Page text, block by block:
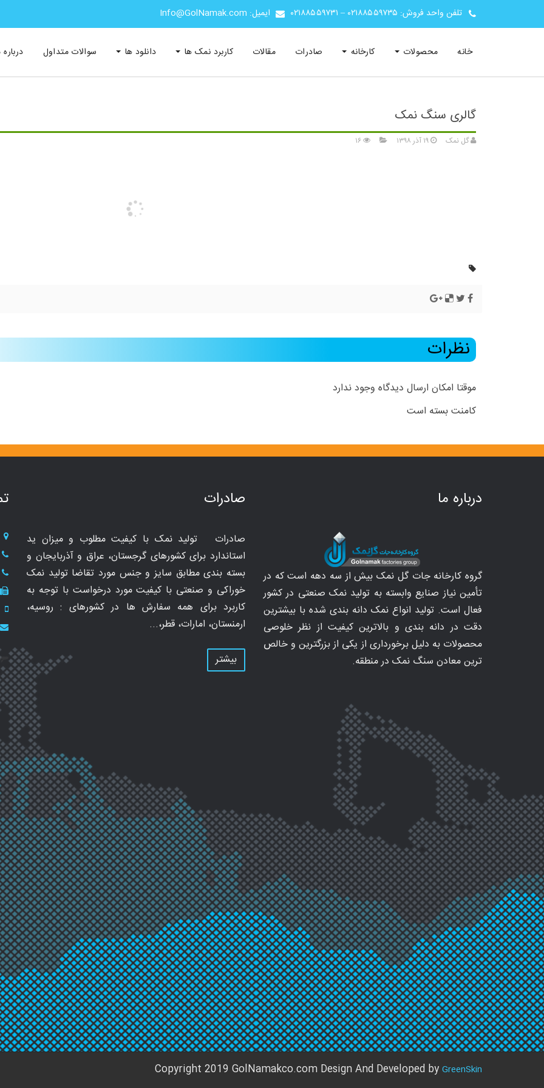
تلفن واحد فروش: ۰۲۱۸۸۵۵۹۷۳۵ – ۰۲۱۸۸۵۵۹۷۳۱ ایمیل: Info@GolNamak.com
خانه محصولات کارخانه صادرات مقالات کاربرد نمک ها دانلود ها سوالات متداول درباره
گالری سنگ نمک
گل نمک
نظرات
موقتا امکان ارسال دیدگاه وجود ندارد
کامنت بسته است
درباره ما
گروه کارخانه جات گل نمک بیش از سه دهه است که در
تأمین نیاز صنایع وابسته به تولید نمک صنعتی در کشور
فعال است. تولید انواع نمک دانه بندی شده با بیشترین
دقت در دانه بندی و بالاترین کیفیت از نظر خلوصی
محصولات به دلیل برخورداری از یکی از بزرگترین و خالص
ترین معادن سنگ نمک در منطقه.
صادرات
صادرات تولید نمک با کیفیت مطلوب و میزان ید
استاندارد برای کشورهای گرجستان، عراق و آذربایجان و
بسته بندی مطابق سایز و جنس مورد تقاضا تولید نمک
خوراکی و صنعتی با کیفیت مورد درخواست با توجه به
کاربرد برای همه سفارش ها در کشورهای : روسیه،
ارمنستان، امارات، قطر،...
بیشتر
Copyright 2019 GolNamakco.com Design And Developed by GreenSkin